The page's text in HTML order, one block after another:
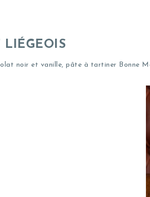
LIÉGEOIS
noir et vanille, pâte à tartiner Bonne